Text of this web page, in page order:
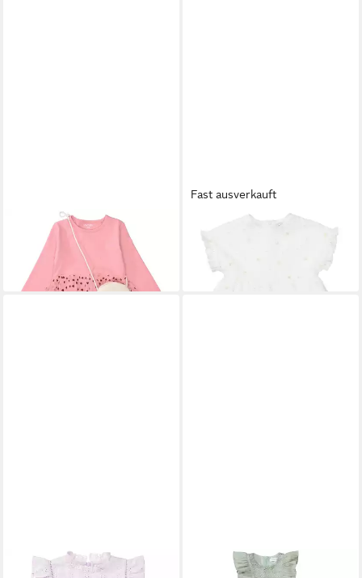
STACCATOJeanskleid
39,99 €
Fast ausverkauft
Sommerkleid
-20%
STACCATO
Sommerkleid
STACCATOSommerkleid